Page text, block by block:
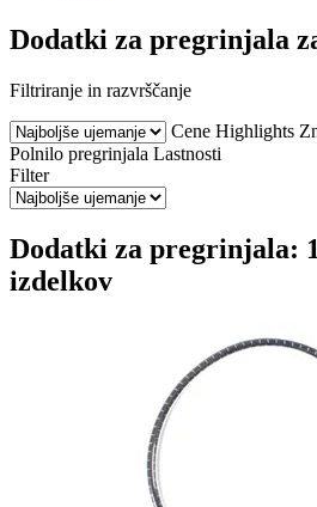
Dodatki za pregrinjala
Filtriranje in razvrščanje
Cene Highlights
Polnilo pregrinjala Lastnosti
Filter
Dodatki za pregrinjala:
izdelkov